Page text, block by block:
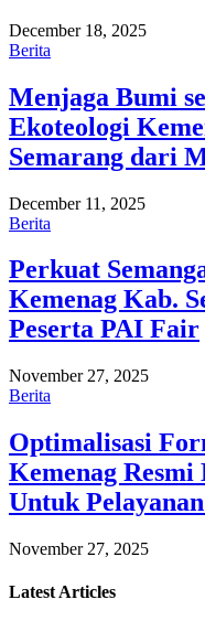
December 18, 2025
Berita
Menjaga Bumi
Ekoteologi
Semarang dari
December 11, 2025
Berita
Perkuat
Kemenag Kab.
Peserta PAI Fair
November 27, 2025
Berita
Optimalisasi
Kemenag
Untuk
November 27, 2025
Latest Articles